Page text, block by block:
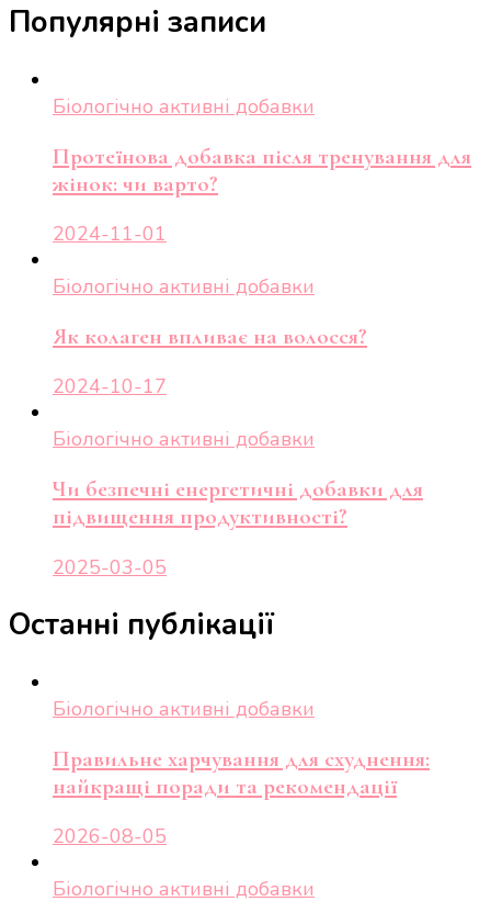
Популярні записи
Біологічно активні добавки
Протеїнова добавка після тренування для
жінок: чи варто?
2024-11-01
Біологічно активні добавки
Як колаген впливає на волосся?
2024-10-17
Біологічно активні добавки
Чи безпечні енергетичні добавки для
підвищення продуктивності?
2025-03-05
Останні публікації
Біологічно активні добавки
Правильне харчування для схуднення:
найкращі поради та рекомендації
2026-08-05
Біологічно активні добавки